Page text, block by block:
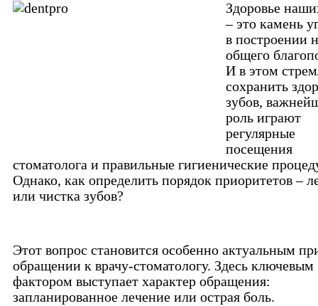
Здоровье
– это камень
в построении
общего
И в этом
сохранить
зубов,
роль играют
регулярные
посещения
стоматолога и правильные гигиенические
Однако, как определить порядок приоритетов –
или чистка зубов?
Этот вопрос становится особенно актуальным
обращении к врачу-стоматологу. Здесь ключевым
фактором выступает характер обращения:
запланированное лечение или острая боль.